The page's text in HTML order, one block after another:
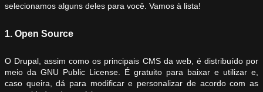
selecionamos alguns deles para você. Vamos à lista!
1. Open Source
O Drupal, assim como os principais CMS da web, é distribuído por
meio da GNU Public License. É gratuito para baixar e utilizar e,
caso queira, dá para modificar e personalizar de acordo com as